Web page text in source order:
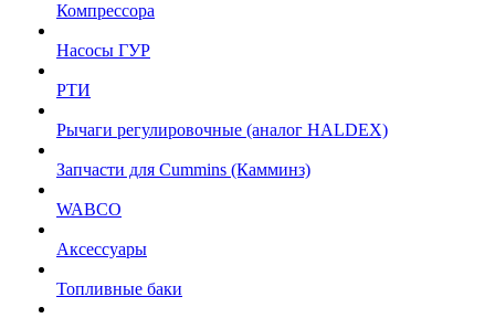
Компрессора
Насосы ГУР
РТИ
Рычаги регулировочные (аналог HALDEX)
Запчасти для Cummins (Камминз)
WABCO
Аксессуары
Топливные баки